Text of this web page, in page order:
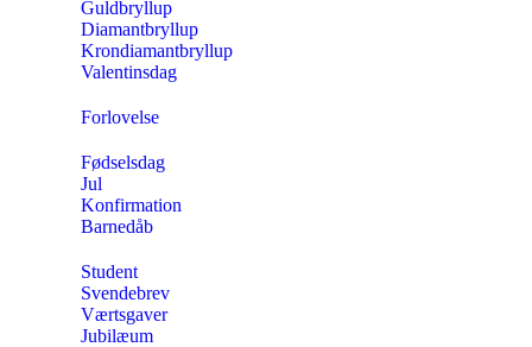
Guldbryllup
Diamantbryllup
Krondiamantbryllup
Valentinsdag
Forlovelse
Fødselsdag
Jul
Konfirmation
Barnedåb
Student
Svendebrev
Værtsgaver
Jubilæum